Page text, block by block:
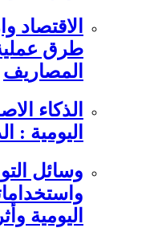
طرق عملية
المصاريف
اليومية :
وسائل
اليومية